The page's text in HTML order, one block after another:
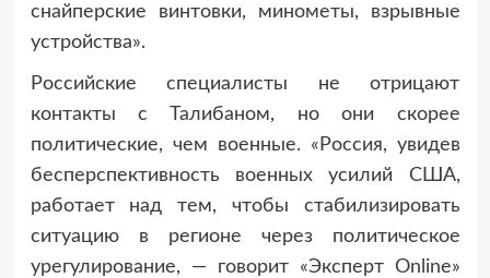
снайперские винтовки, минометы, взрывные
устройства».
Российские специалисты не отрицают
контакты с Талибаном, но они скорее
политические, чем военные. «Россия, увидев
бесперспективность военных усилий США,
работает над тем, чтобы стабилизировать
ситуацию в регионе через политическое
урегулирование, — говорит «Эксперт Online»